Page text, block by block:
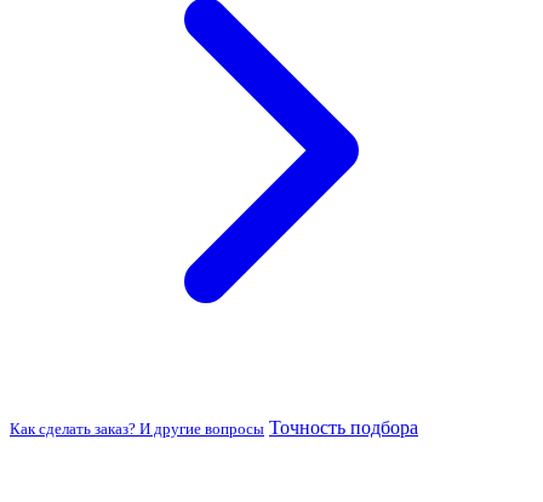
Как сделать заказ? И другие вопросы Точность подбора